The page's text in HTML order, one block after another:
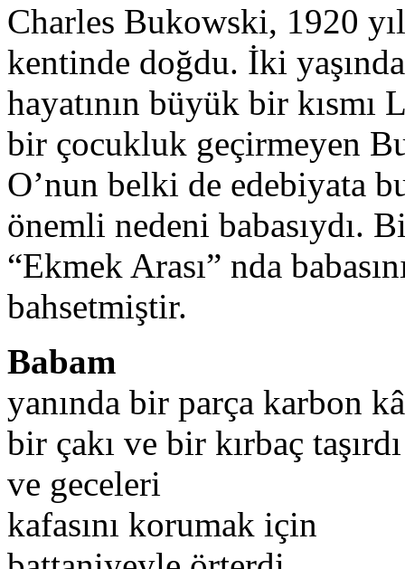
Charles Bukowski, 1920
kentinde doğdu. İki
hayatının büyük bir kısmı
bir çocukluk geçirmeyen
O’nun belki de edebiyata
önemli nedeni babasıydı.
“Ekmek Arası” nda
bahsetmiştir.
Babam
yanında bir parça karbon
bir çakı ve bir kırbaç taşırdı
ve geceleri
kafasını korumak için